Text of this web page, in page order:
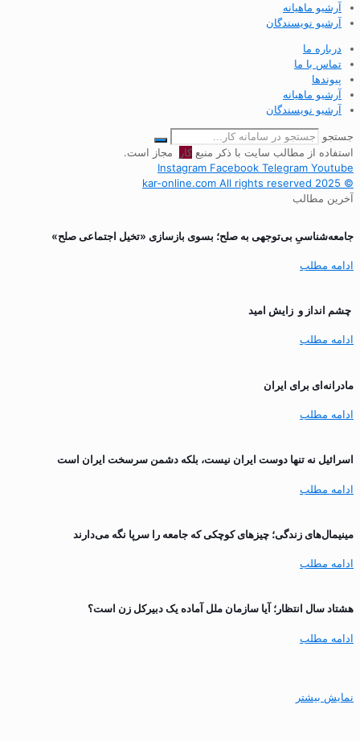
آرشیو ماهیانه
آرشیو نویسندگان
درباره ما
تماس با ما
پیوندها
آرشیو ماهیانه
آرشیو نویسندگان
جستجو
استفاده از مطالب سایت با ذکر منبعکار
مجاز است.
Instagram Facebook Telegram Youtube
© 2025 kar-online.com All rights reserved
آخرین مطالب
جامعه‌شناسیِ بی‌توجهی به صلح؛ بسوی بازسازی «تخیل اجتماعی صلح»
ادامه مطلب
چشم انداز و زایش امید
ادامه مطلب
مادرانه‌ای برای ایران
ادامه مطلب
اسرائیل نه تنها دوست ایران نیست، بلکه دشمن سرسخت ایران است
ادامه مطلب
مینیمال‌های زندگی؛ چیزهای کوچکی که جامعه را سرپا نگه می‌دارند
ادامه مطلب
هشتاد سال انتظار؛ آیا سازمان ملل آماده یک دبیرکل زن است؟
ادامه مطلب
نمایش بیشتر